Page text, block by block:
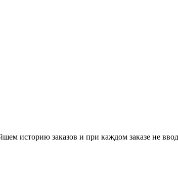
историю заказов и при каждом заказе не